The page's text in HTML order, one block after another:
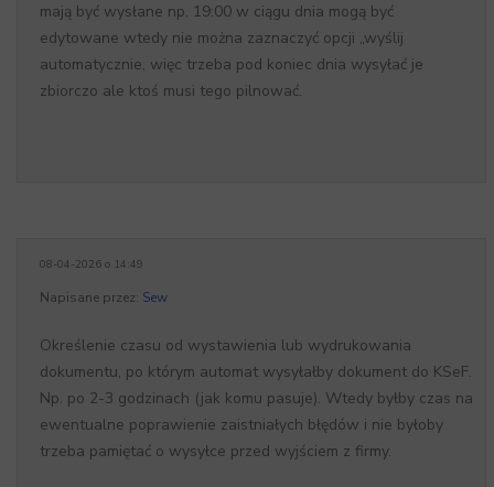
mają być wysłane np. 19:00 w ciągu dnia mogą być
edytowane wtedy nie można zaznaczyć opcji „wyślij
automatycznie, więc trzeba pod koniec dnia wysyłać je
zbiorczo ale ktoś musi tego pilnować.
08-04-2026 o 14:49
Napisane przez: Sew
Określenie czasu od wystawienia lub wydrukowania
dokumentu, po którym automat wysyłałby dokument do KSeF.
Np. po 2-3 godzinach (jak komu pasuje). Wtedy byłby czas na
ewentualne poprawienie zaistniałych błędów i nie byłoby
trzeba pamiętać o wysyłce przed wyjściem z firmy.